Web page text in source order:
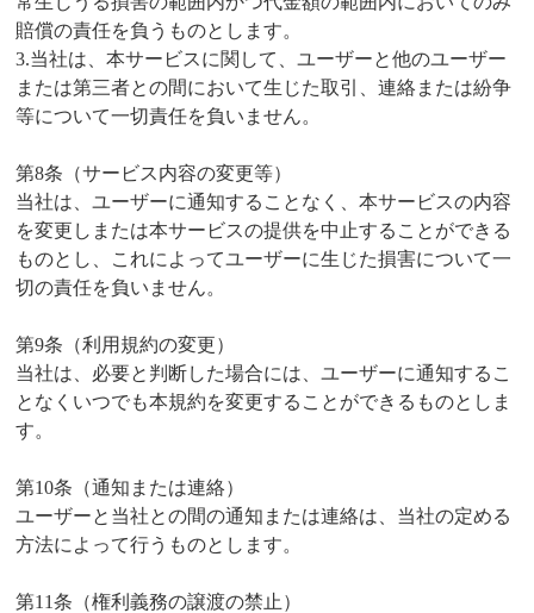
賠償の責任を負うものとします。
3.当社は、本サービスに関して、ユーザーと他のユーザー
または第三者との間において生じた取引、連絡または紛争
等について一切責任を負いません。
第8条（サービス内容の変更等）
当社は、ユーザーに通知することなく、本サービスの内容
を変更しまたは本サービスの提供を中止することができる
ものとし、これによってユーザーに生じた損害について一
切の責任を負いません。
第9条（利用規約の変更）
当社は、必要と判断した場合には、ユーザーに通知するこ
となくいつでも本規約を変更することができるものとしま
す。
第10条（通知または連絡）
ユーザーと当社との間の通知または連絡は、当社の定める
方法によって行うものとします。
第11条（権利義務の譲渡の禁止）